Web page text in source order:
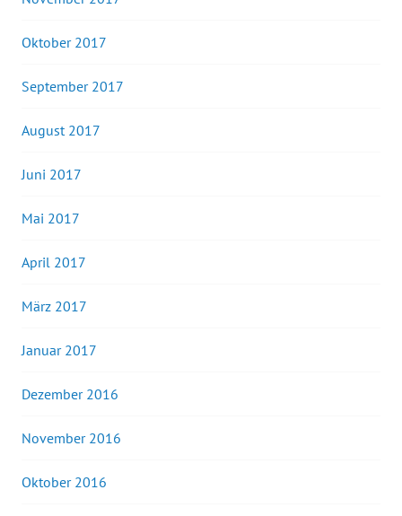
Oktober 2017
September 2017
August 2017
Juni 2017
Mai 2017
April 2017
März 2017
Januar 2017
Dezember 2016
November 2016
Oktober 2016